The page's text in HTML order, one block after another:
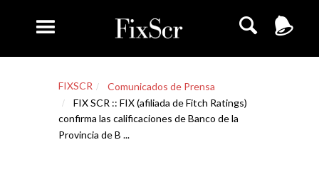
FIXSCR
Comunicados de Prensa
FIX SCR :: FIX (afiliada de Fitch Ratings)
confirma las calificaciones de Banco de la
Provincia de B ...